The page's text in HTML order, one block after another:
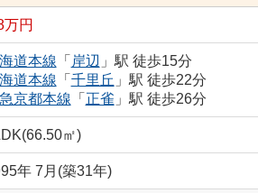
万円
道本線 「 岸辺 」駅 徒歩15分
道本線 「 千里丘 」駅 徒歩22分
京都本線 「 正雀 」駅 徒歩26分
㎡)
年 7月(築31年)